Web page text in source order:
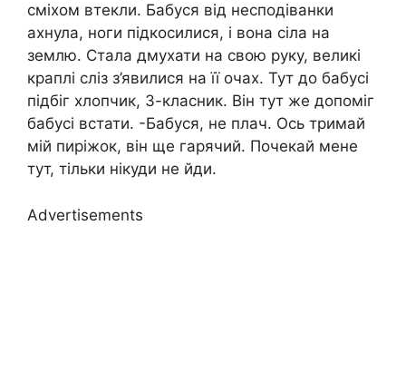
сміхом втекли. Бабуся від несподіванки
ахнула, ноги підкосилися, і вона сіла на
землю. Стала дмухати на свою руку, великі
краплі слiз з’явилися на її очах. Тут до бабусі
підбіг хлопчик, 3-класник. Він тут же допоміг
бабусі встати. -Бабуся, не плач. Ось тримай
мій пиріжок, він ще гарячий. Почекай мене
тут, тільки нікуди не йди.
Advertisements